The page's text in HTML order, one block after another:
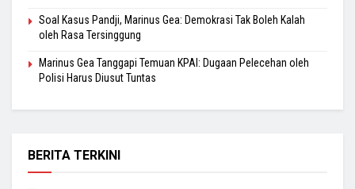
Soal Kasus Pandji, Marinus Gea: Demokrasi Tak Boleh Kalah
oleh Rasa Tersinggung
Marinus Gea Tanggapi Temuan KPAI: Dugaan Pelecehan oleh
Polisi Harus Diusut Tuntas
BERITA TERKINI